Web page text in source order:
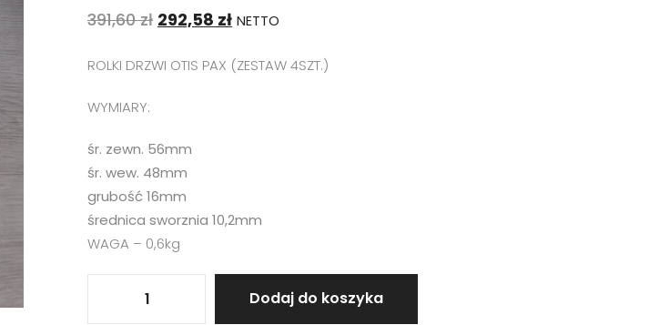
391,60zł 292,58 zł NETTO
ROLKI DRZWI OTIS PAX (ZESTAW 4SZT.)
WYMIARY:
śr. zewn. 56mm
śr. wew. 48mm
grubość 16mm
średnica sworznia 10,2mm
WAGA – 0,6kg
Dodaj do koszyka